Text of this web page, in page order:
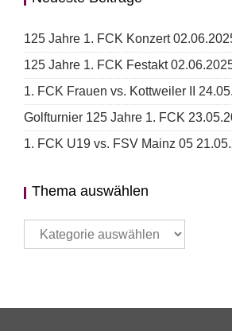
125 Jahre 1. FCK Konzert
125 Jahre 1. FCK Festakt
1. FCK Frauen vs. Kottweiler II
Golfturnier 125 Jahre 1. FCK
1. FCK U19 vs. FSV Mainz 05
Thema auswählen
Thema
auswählen